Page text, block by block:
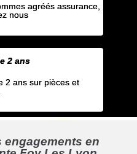
agréés assurance,
nous
2 ans
2 ans sur pièces et
engagements en